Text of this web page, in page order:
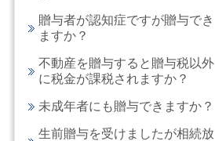
贈与者が認知症ですが贈与でき
ますか？
不動産を贈与すると贈与税以外
に税金が課税されますか？
未成年者にも贈与できますか？
生前贈与を受けましたが相続放